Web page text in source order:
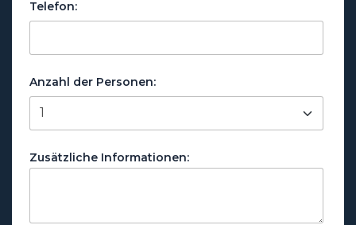
Telefon:
Anzahl der Personen:
Zusätzliche Informationen: